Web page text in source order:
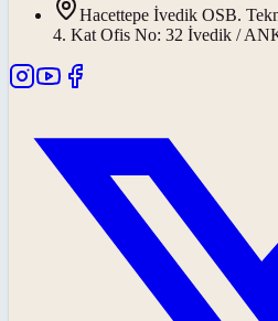
Hacettepe İvedik OSB.
4. Kat Ofis No: 32 İvedik /